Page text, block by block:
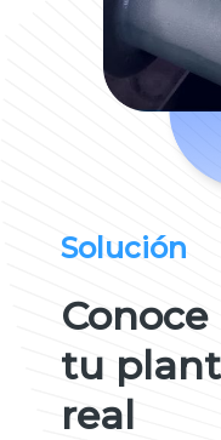
Solución
tu
real